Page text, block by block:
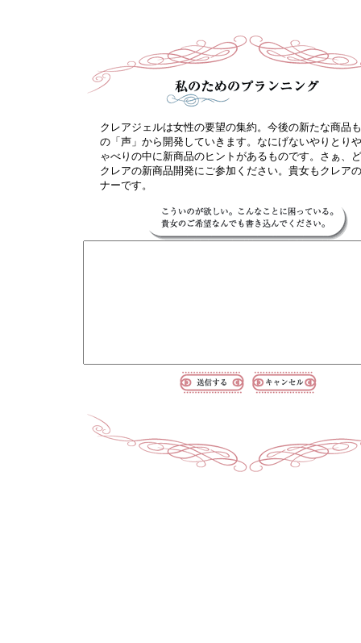
クレアジェルは女性の要望の集約。今後の新たな商品
の「声」から開発していきます。なにげないやりとり
ゃべりの中に新商品のヒントがあるものです。さぁ、
クレアの新商品開発にご参加ください。貴女もクレア
ナーです。